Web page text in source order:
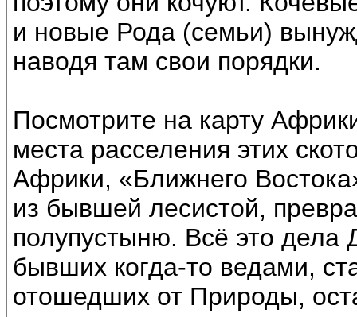
и новые Рода (семьи)
наводя там свои порядки.
Посмотрите на карту
места расселения этих
Африки, «Ближнего
из бывшей лесистой,
полупустыню. Всё это
бывших когда-то ведами,
отошедших от Природы,